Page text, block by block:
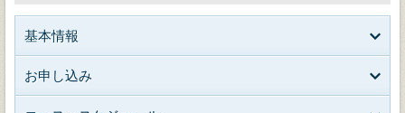
基本情報
お申し込み